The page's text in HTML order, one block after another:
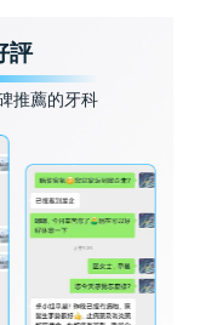
評
推薦的牙科